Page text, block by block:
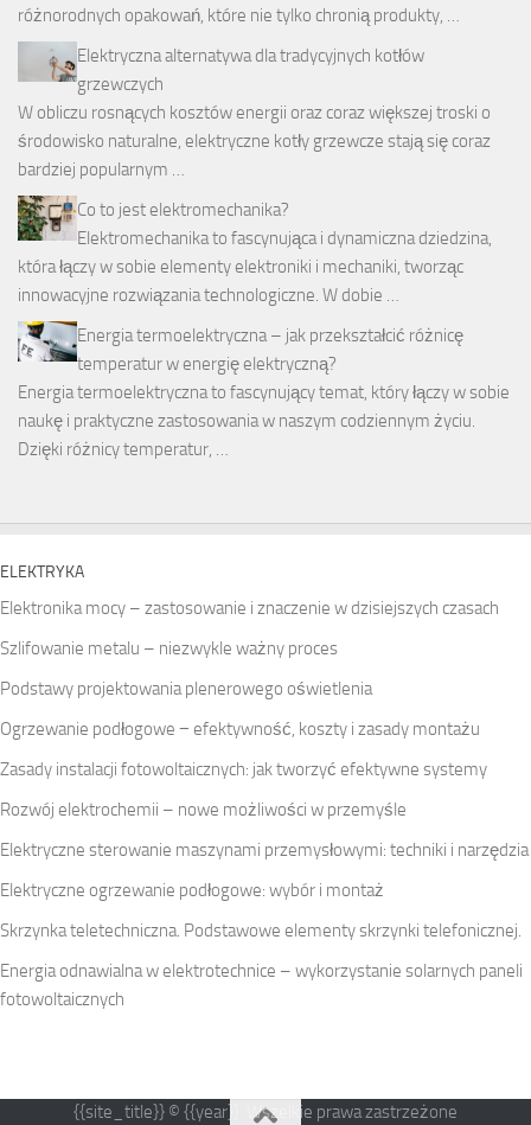
różnorodnych opakowań, które nie tylko chronią produkty, …
Elektryczna alternatywa dla tradycyjnych kotłów
grzewczych
W obliczu rosnących kosztów energii oraz coraz większej troski o
środowisko naturalne, elektryczne kotły grzewcze stają się coraz
bardziej popularnym …
Co to jest elektromechanika?
Elektromechanika to fascynująca i dynamiczna dziedzina,
która łączy w sobie elementy elektroniki i mechaniki, tworząc
innowacyjne rozwiązania technologiczne. W dobie …
Energia termoelektryczna – jak przekształcić różnicę
temperatur w energię elektryczną?
Energia termoelektryczna to fascynujący temat, który łączy w sobie
naukę i praktyczne zastosowania w naszym codziennym życiu.
Dzięki różnicy temperatur, …
ELEKTRYKA
Elektronika mocy – zastosowanie i znaczenie w dzisiejszych czasach
Szlifowanie metalu – niezwykle ważny proces
Podstawy projektowania plenerowego oświetlenia
Ogrzewanie podłogowe − efektywność, koszty i zasady montażu
Zasady instalacji fotowoltaicznych: jak tworzyć efektywne systemy
Rozwój elektrochemii – nowe możliwości w przemyśle
Elektryczne sterowanie maszynami przemysłowymi: techniki i narzędzia
Elektryczne ogrzewanie podłogowe: wybór i montaż
Skrzynka teletechniczna. Podstawowe elementy skrzynki telefonicznej.
Energia odnawialna w elektrotechnice – wykorzystanie solarnych paneli
fotowoltaicznych
{{site_title}} © {{year}}. Wszelkie prawa zastrzeżone